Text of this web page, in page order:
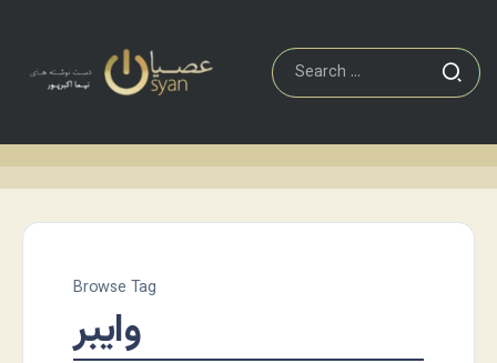
Browse Tag
وایبر